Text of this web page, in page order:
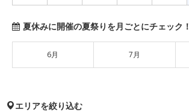
夏休みに開催の夏祭りを月ごとにチェック！
6月 7月
エリアを絞り込む